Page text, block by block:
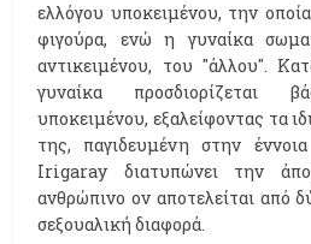
ελλόγου υποκειμένου, την
φιγούρα, ενώ η γυναίκα
αντικειμένου, του ''άλλου''.
γυναίκα προσδιορίζεται
υποκειμένου, εξαλείφοντας τα
της, παγιδευμένη στην
Irigaray διατυπώνει την
ανθρώπινο ον αποτελείται από
σεξουαλική διαφορά.